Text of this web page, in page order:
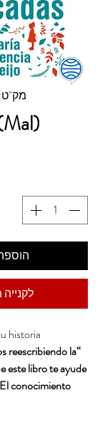
מק"ט: 9789504971290
(Mal) Educadas
historia
reescribiendo la
este libro te ayude
conocimiento